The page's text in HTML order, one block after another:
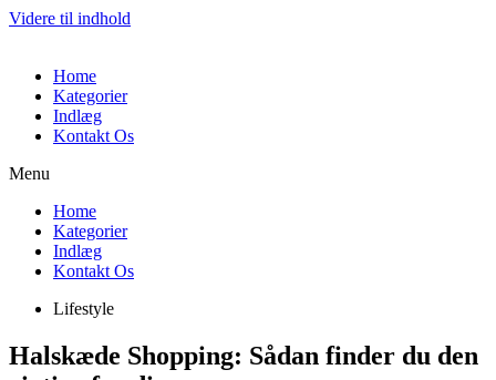
Videre til indhold
Home
Kategorier
Indlæg
Kontakt Os
Menu
Home
Kategorier
Indlæg
Kontakt Os
Lifestyle
Halskæde Shopping: Sådan finder du den